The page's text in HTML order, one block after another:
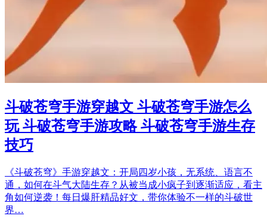
斗破苍穹手游穿越文 斗破苍穹手游怎么
玩 斗破苍穹手游攻略 斗破苍穹手游生存
技巧
《斗破苍穹》手游穿越文：开局四岁小孩，无系统、语言不
通，如何在斗气大陆生存？从被当成小疯子到逐渐适应，看主
角如何逆袭！每日爆肝精品好文，带你体验不一样的斗破世
界…